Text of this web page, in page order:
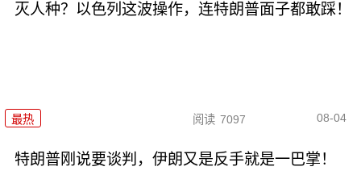
灭人种？以色列这波操作，连特朗普面子都敢踩！
最热 阅读 7097 08-04
特朗普刚说要谈判，伊朗又是反手就是一巴掌！